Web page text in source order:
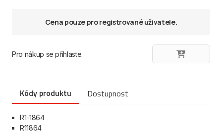
Cena pouze pro registrované uživatele.
Pro nákup se přihlaste.
Kódy produktu Dostupnost
R1-1864
R11864